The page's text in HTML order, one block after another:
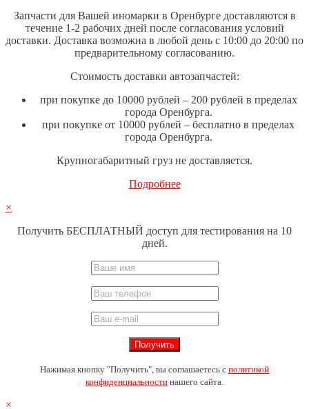
Запчасти для Вашей иномарки в Оренбурге доставляются в
течение 1-2 рабочих дней после согласования условий
доставки. Доставка возможна в любой день с 10:00 до 20:00 по
предварительному согласованию.
Стоимость доставки автозапчастей:
при покупке до 10000 рублей – 200 рублей в пределах
города Оренбурга.
при покупке от 10000 рублей – бесплатно в пределах
города Оренбурга.
Крупногабаритный груз не доставляется.
Подробнее
×
Получить БЕСПЛАТНЫЙ доступ для тестирования на 10
дней.
Нажимая кнопку "Получить", вы соглашаетесь с политикой
конфиденциальности нашего сайта.
×